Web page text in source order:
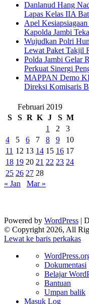
Danlanud Hang
Lapas Kelas IIA
Apel
Kapolda Jambi
Wujudkan Polri
Lewat Paket Takjil
Polda Jambi Gelar
Perkuat Sinergi
‎MAPPAN Demo
Direksi Komisaris
Februari 2019
S
S R K J S M
1
2
3
4
5 6 7 8 9
10
11 12 13 14 15 16 17
18 19 20 21 22 23 24
25 26 27 28
« Jan
Mar »
Powered by WordPress |
© Copyright 2026, All
Lewat ke baris perkakas
Tentang
WordPressDokumentasi
Belajar
Bantuan
Umpan balik
Masuk Log